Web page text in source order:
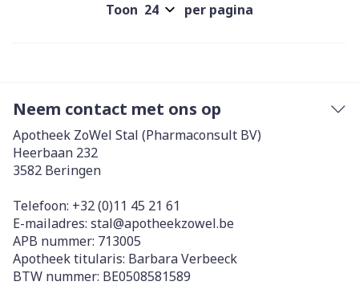
Toon per pagina
Neem contact met ons op
Apotheek ZoWel Stal (Pharmaconsult BV)
Heerbaan 232
3582 Beringen
Telefoon: +32 (0)11 45 21 61
E-mailadres: stal@apotheekzowel.be
APB nummer: 713005
Apotheek titularis: Barbara Verbeeck
BTW nummer: BE0508581589